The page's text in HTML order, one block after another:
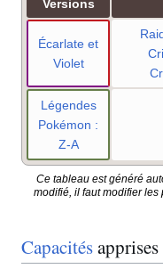
Versions
Écarlate et
Violet
Légendes
Pokémon :
Z-A
Ce tableau est généré
modifié, il faut modifier
Capacitésapprises